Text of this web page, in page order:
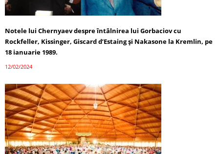
Notele lui Chernyaev despre întâlnirea lui Gorbaciov cu
Rockfeller, Kissinger, Giscard d’Estaing și Nakasone la Kremlin, pe
18 ianuarie 1989.
12/02/2024